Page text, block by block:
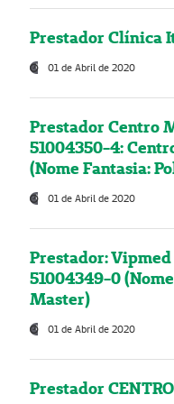
Prestador Clínica
01 de Abril de 2020
Prestador Centro
51004350-4:
(Nome Fantasia:
01 de Abril de 2020
Prestador:
51004349-0
Master)
01 de Abril de 2020
Prestador